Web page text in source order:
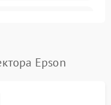
Подробнее →
Epson